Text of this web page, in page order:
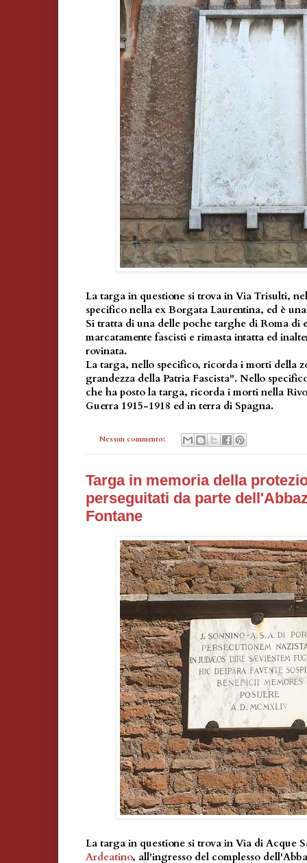
La targa in questione si trova in Via Trisulti,
specifico nella ex Borgata Laurentina, ed è
Si tratta di una delle poche targhe di Roma di
marcatamente fascisti e rimasta intatta ed
rovinata.
La targa, nello specifico, ricorda i morti della
grandezza della Patria Fascista". Nello
che ha posto la targa, ricorda i morti nella
Guerra 1915-1918 ed in terra di Spagna.
Nessun commento:
Targa in memoria della
perseguitati da parte
Fontane
La targa in questione si trova in Via di Acque
Ardeatino, all'ingresso del complesso